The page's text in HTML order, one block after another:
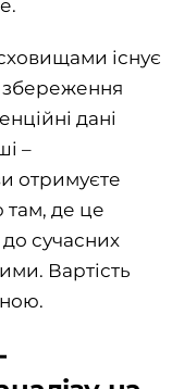
існує
збереження
дані
–
отримуєте
там, де це
сучасних
Вартість